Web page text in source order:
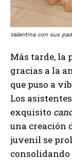
Valentina con sus
Más tarde, la
gracias a la
que puso a
Los
exquisito
una creación
juvenil se
consolidando